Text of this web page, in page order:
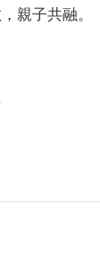
親子共融。